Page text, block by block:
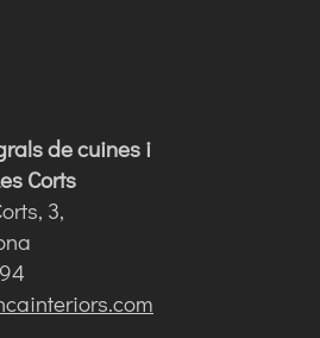
de cuines i
Corts
3,